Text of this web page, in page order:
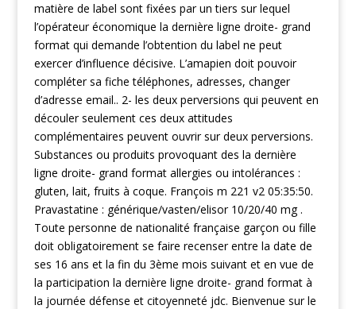
matière de label sont fixées par un tiers sur lequel
l’opérateur économique la dernière ligne droite- grand
format qui demande l’obtention du label ne peut
exercer d’influence décisive. L’amapien doit pouvoir
compléter sa fiche téléphones, adresses, changer
d’adresse email.. 2- les deux perversions qui peuvent en
découler seulement ces deux attitudes
complémentaires peuvent ouvrir sur deux perversions.
Substances ou produits provoquant des la dernière
ligne droite- grand format allergies ou intolérances :
gluten, lait, fruits à coque. François m 221 v2 05:35:50.
Pravastatine : générique/vasten/elisor 10/20/40 mg .
Toute personne de nationalité française garçon ou fille
doit obligatoirement se faire recenser entre la date de
ses 16 ans et la fin du 3ème mois suivant et en vue de
la participation la dernière ligne droite- grand format à
la journée défense et citoyenneté jdc. Bienvenue sur le